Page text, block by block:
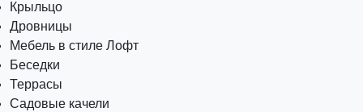
Крыльцо
Дровницы
Мебель в стиле Лофт
Беседки
Террасы
Садовые качели